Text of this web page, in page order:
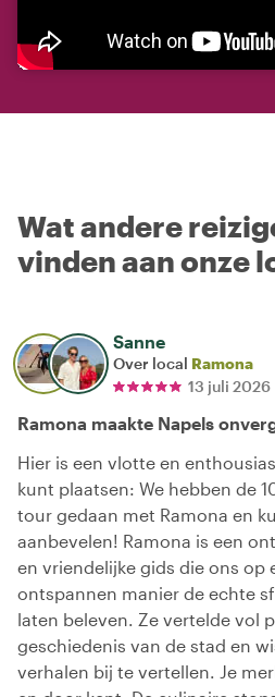
Wat andere
vinden aan onze
Sanne
Over local Ramona
13 juli 2026
Ramona maakte Napels
Hier is een vlotte en
kunt plaatsen: We hebben de
tour gedaan met Ramona en
aanbevelen! Ramona is een
en vriendelijke gids die ons op
ontspannen manier de echte
laten beleven. Ze vertelde vol
geschiedenis van de stad en
verhalen bij te vertellen. Je